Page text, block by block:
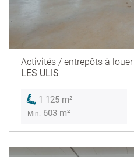
Activités / entrepôts à louer
LES ULIS
1 125 m²
Min. 603 m²